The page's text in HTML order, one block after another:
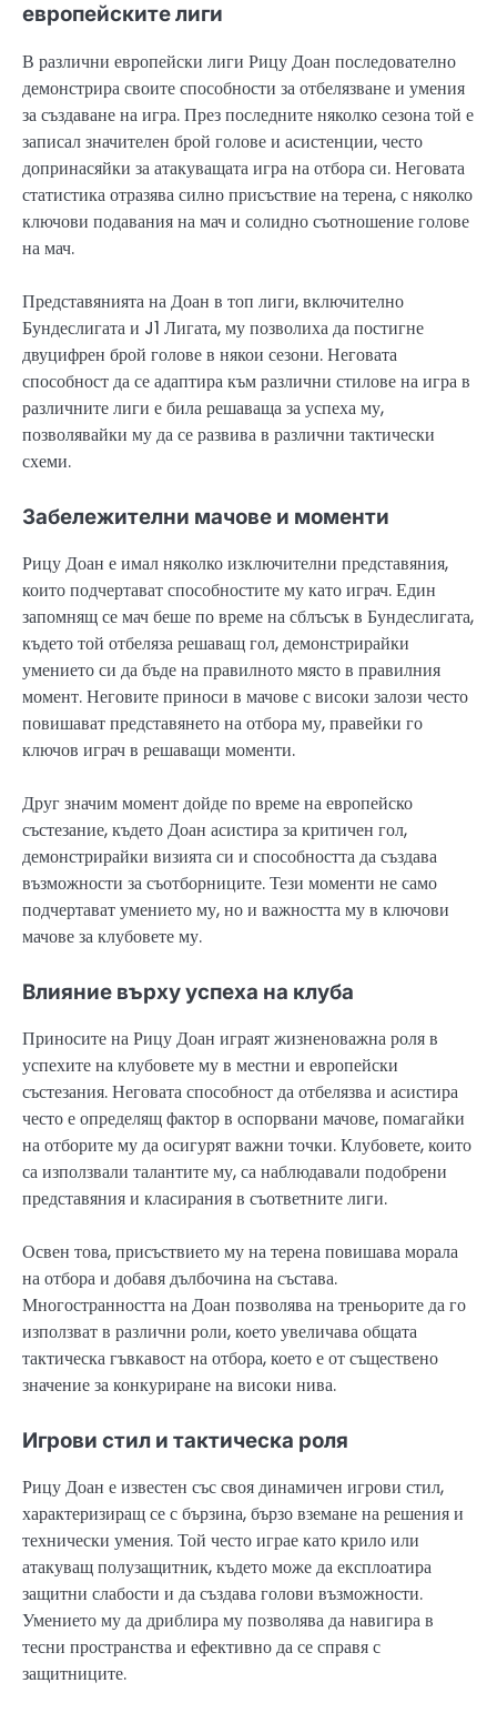
европейските лиги
В различни европейски лиги Рицу Доан последователно
демонстрира своите способности за отбелязване и умения
за създаване на игра. През последните няколко сезона той е
записал значителен брой голове и асистенции, често
допринасяйки за атакуващата игра на отбора си. Неговата
статистика отразява силно присъствие на терена, с няколко
ключови подавания на мач и солидно съотношение голове
на мач.
Представянията на Доан в топ лиги, включително
Бундеслигата и J1 Лигата, му позволиха да постигне
двуцифрен брой голове в някои сезони. Неговата
способност да се адаптира към различни стилове на игра в
различните лиги е била решаваща за успеха му,
позволявайки му да се развива в различни тактически
схеми.
Забележителни мачове и моменти
Рицу Доан е имал няколко изключителни представяния,
които подчертават способностите му като играч. Един
запомнящ се мач беше по време на сблъсък в Бундеслигата,
където той отбеляза решаващ гол, демонстрирайки
умението си да бъде на правилното място в правилния
момент. Неговите приноси в мачове с високи залози често
повишават представянето на отбора му, правейки го
ключов играч в решаващи моменти.
Друг значим момент дойде по време на европейско
състезание, където Доан асистира за критичен гол,
демонстрирайки визията си и способността да създава
възможности за съотборниците. Тези моменти не само
подчертават умението му, но и важността му в ключови
мачове за клубовете му.
Влияние върху успеха на клуба
Приносите на Рицу Доан играят жизненоважна роля в
успехите на клубовете му в местни и европейски
състезания. Неговата способност да отбелязва и асистира
често е определящ фактор в оспорвани мачове, помагайки
на отборите му да осигурят важни точки. Клубовете, които
са използвали талантите му, са наблюдавали подобрени
представяния и класирания в съответните лиги.
Освен това, присъствието му на терена повишава морала
на отбора и добавя дълбочина на състава.
Многостранността на Доан позволява на треньорите да го
използват в различни роли, което увеличава общата
тактическа гъвкавост на отбора, което е от съществено
значение за конкуриране на високи нива.
Игрови стил и тактическа роля
Рицу Доан е известен със своя динамичен игрови стил,
характеризиращ се с бързина, бързо вземане на решения и
технически умения. Той често играе като крило или
атакуващ полузащитник, където може да експлоатира
защитни слабости и да създава голови възможности.
Умението му да дриблира му позволява да навигира в
тесни пространства и ефективно да се справя с
защитниците.